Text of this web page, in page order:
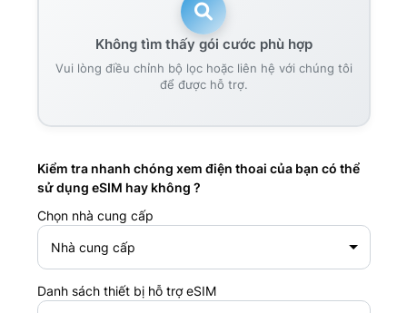
Không tìm thấy gói cước phù hợp
Vui lòng điều chỉnh bộ lọc hoặc liên hệ với chúng tôi
để được hỗ trợ.
Kiểm tra nhanh chóng xem điện thoai của bạn có thể
sử dụng eSIM hay không ?
Chọn nhà cung cấp
Nhà cung cấp
Danh sách thiết bị hỗ trợ eSIM